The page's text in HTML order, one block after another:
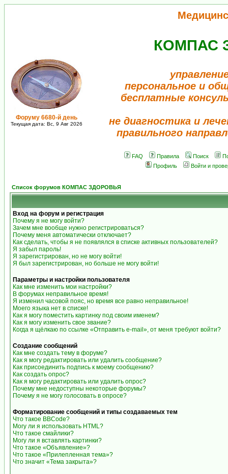
Форуму 6680-й день
Текущая дата: Вс, 9 Авг 2026
КОМПАС
персональное и
бесплатные
не диагностика и
правильного
FAQ Правила Поиск
Профиль
Войти и
Список форумов КОМПАС ЗДОРОВЬЯ
Вход на форум и регистрация
Почему я не могу войти?
Зачем мне вообще нужно регистрироваться?
Почему меня автоматически отключает?
Как сделать, чтобы я не появлялся в списке активных пользователей?
Я забыл пароль!
Я зарегистрирован, но не могу войти!
Я был зарегистрирован, но больше не могу войти!
Параметры и настройки пользователя
Как мне изменить мои настройки?
В форумах неправильное время!
Я изменил часовой пояс, но время все равно неправильное!
Моего языка нет в списке!
Как я могу поместить картинку под своим именем?
Как я могу изменить свое звание?
Когда я щёлкаю по ссылке «Отправить e-mail», от меня требуют войти?
Создание сообщений
Как мне создать тему в форуме?
Как я могу редактировать или удалить сообщение?
Как присоединить подпись к моему сообщению?
Как создать опрос?
Как я могу редактировать или удалить опрос?
Почему мне недоступны некоторые форумы?
Почему я не могу голосовать в опросе?
Форматирование сообщений и типы создаваемых тем
Что такое BBCode?
Могу ли я использовать HTML?
Что такое смайлики?
Могу ли я вставлять картинки?
Что такое «Объявление»?
Что такое «Прилепленная тема»?
Что значит «Тема закрыта»?